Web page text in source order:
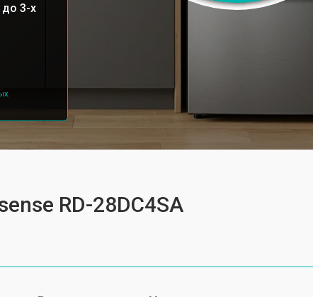
до 3-х
RD-28DC4SA